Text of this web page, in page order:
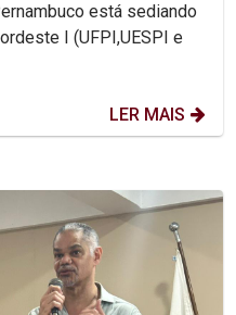
está sediando
I (UFPI,UESPI e
LER MAIS